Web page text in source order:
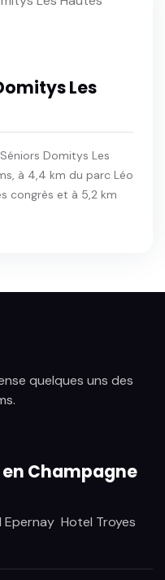
Les
Domitys Les
à 4,4 km du parc Léo
congrès et à 5,2 km
quelques uns des
Champagne
Epernay Hotel Troyes